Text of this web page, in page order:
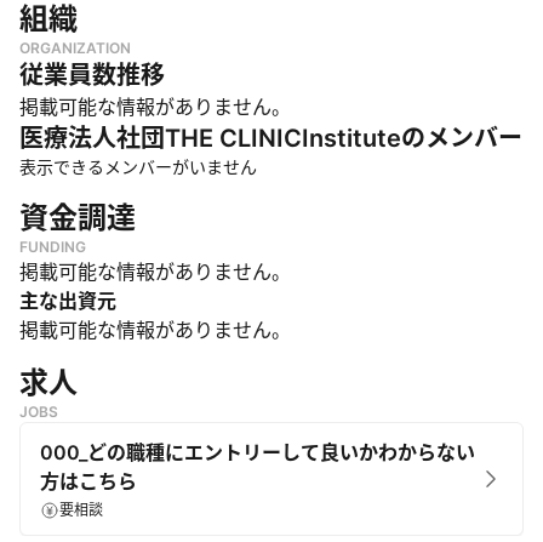
・美容外科業界において、脂肪を活用した施術に特化した専門ク
リニックとして展開
・再生医療分野にも進出し、厚生労働省から第二種再生医療等提
供機関として認可を受け、培養幹細胞を用いた豊胸などを提供
・美容医療の技術教育分野でも活動し、全国の医師に向けた脂肪
吸引・注入の技術指導を行う教育機関としての役割も担う
なぜやっているのか
・「自然な美」の実現を目指し、人工物ではなく自己脂肪を活用
した美容医療を提供することで、違和感のない美しさを追求
・脂肪を活用した施術に特化することで専門性を高め、この分野
における最先端技術と高品質な施術を提供
・他院での失敗修正にも対応し、シリコンバッグ豊胸やアクアフ
ィリングなどのトラブル解決を通じて患者の救済も目指す
・美容外科領域の技術・安全性の向上を追求
・医療従事者のスキル向上支援と業界発展への貢献
脂肪吸引、脂肪注入豊胸、エイジング治療など脂肪を活用した
美容外科施術を専門とする美容クリニック
組織
ORGANIZATION
従業員数推移
掲載可能な情報がありません。
医療法人社団THE CLINICInstituteのメンバー
表示できるメンバーがいません
資金調達
FUNDING
掲載可能な情報がありません。
主な出資元
掲載可能な情報がありません。
求人
JOBS
000_どの職種にエントリーして良いかわからない
方はこちら
要相談